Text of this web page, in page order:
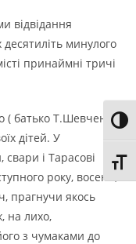
вiдвiдання
минулого
принаймнi тричi
( батько Т.Шевченка )
дiтей. У
свари i Тарасовi
року, восени,
прагнучи якось
на лихо,
з чумаками до